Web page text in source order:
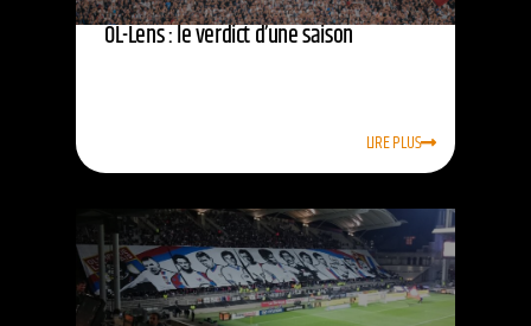
OL-Lens : le verdict d’une saison
LIRE PLUS